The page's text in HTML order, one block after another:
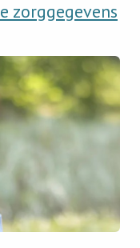
zorggegevens